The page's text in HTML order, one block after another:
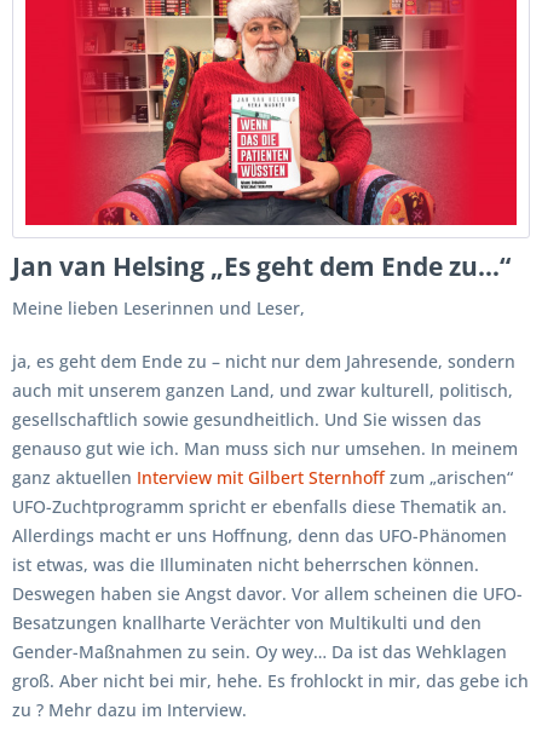
Jan van Helsing „Es geht dem Ende zu…“
Meine lieben Leserinnen und Leser,
ja, es geht dem Ende zu – nicht nur dem Jahresende, sondern
auch mit unserem ganzen Land, und zwar kulturell, politisch,
gesellschaftlich sowie gesundheitlich. Und Sie wissen das
genauso gut wie ich. Man muss sich nur umsehen. In meinem
ganz aktuellen Interview mit Gilbert Sternhoffzum „arischen“
UFO-Zuchtprogramm spricht er ebenfalls diese Thematik an.
Allerdings macht er uns Hoffnung, denn das UFO-Phänomen
ist etwas, was die Illuminaten nicht beherrschen können.
Deswegen haben sie Angst davor. Vor allem scheinen die UFO-
Besatzungen knallharte Verächter von Multikulti und den
Gender-Maßnahmen zu sein. Oy wey… Da ist das Wehklagen
groß. Aber nicht bei mir, hehe. Es frohlockt in mir, das gebe ich
zu ? Mehr dazu im Interview.